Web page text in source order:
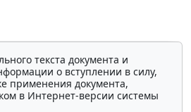
текста документа и
о вступлении в силу,
применения документа,
в Интернет-версии системы